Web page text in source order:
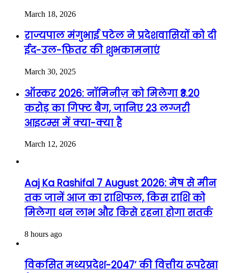
March 18, 2026
राज्यपाल मंगुभाई पटेल ने प्रदेशवासियों को दी
ईद-उल-फ़ितर की शुभकामनाएं
March 30, 2025
ऑस्कर 2026: नॉमिनीज़ को मिलेगा ₹3.20
करोड़ का गिफ्ट बैग, जानिए 23 लग्जरी
आइटम्स में क्या-क्या है
March 12, 2026
Aaj Ka Rashifal 7 August 2026: मेष से मीन
तक जानें आज का राशिफल, किस राशि को
मिलेगा धन लाभ और किसे रहना होगा सतर्क
8 hours ago
विकसित मध्यप्रदेश-2047’ की वित्तीय रूपरेखा